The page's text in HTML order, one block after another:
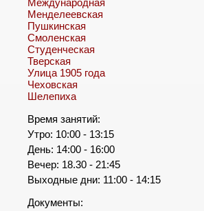
Международная
Менделеевская
Пушкинская
Смоленская
Студенческая
Тверская
Улица 1905 года
Чеховская
Шелепиха
Время занятий:
Утро: 10:00 - 13:15
День: 14:00 - 16:00
Вечер: 18.30 - 21:45
Выходные дни: 11:00 - 14:15
Документы: